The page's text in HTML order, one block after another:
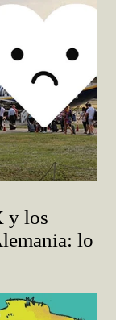
y los
lo